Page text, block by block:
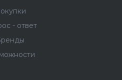
- ответ